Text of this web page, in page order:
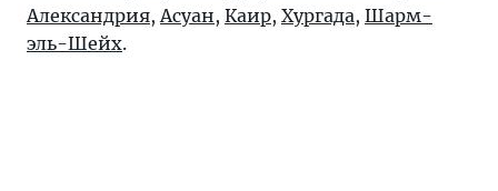
Александрия, Асуан, Каир, Хургада, Шарм-
эль-Шейх.